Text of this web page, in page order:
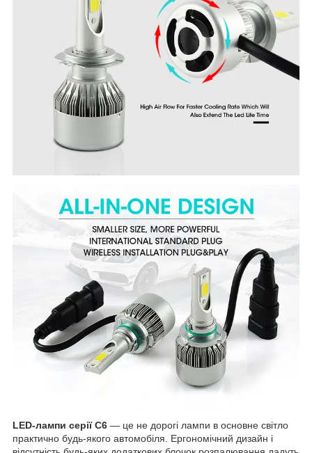
LED-лампи серії С6 — це не дорогі лампи в основне світло
практично будь-якого автомобіля. Ергономічний дизайн і